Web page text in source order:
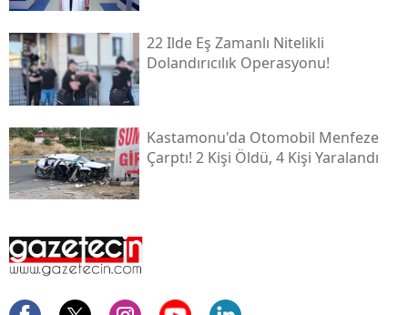
22 Ilde Eş Zamanlı Nitelikli
Dolandırıcılık Operasyonu!
Kastamonu'da Otomobil Menfeze
Çarptı! 2 Kişi Öldü, 4 Kişi Yaralandı